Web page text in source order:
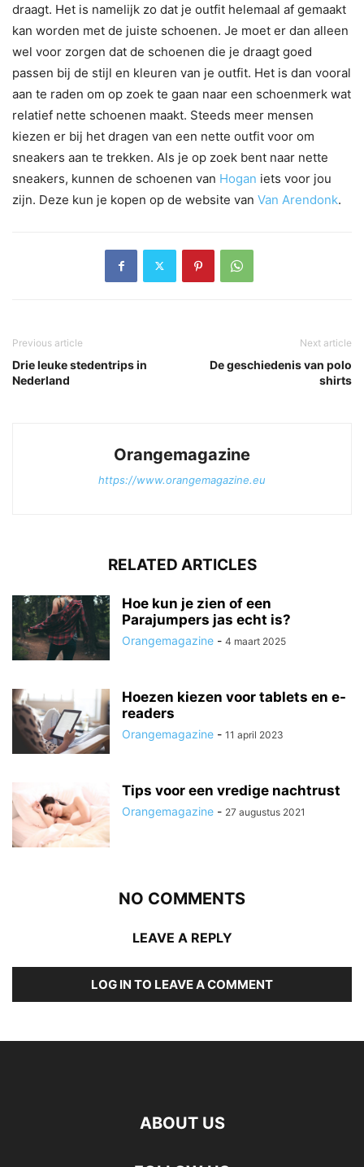
draagt. Het is namelijk zo dat je outfit helemaal af gemaakt
kan worden met de juiste schoenen. Je moet er dan alleen
wel voor zorgen dat de schoenen die je draagt goed
passen bij de stijl en kleuren van je outfit. Het is dan vooral
aan te raden om op zoek te gaan naar een schoenmerk wat
relatief nette schoenen maakt. Steeds meer mensen
kiezen er bij het dragen van een nette outfit voor om
sneakers aan te trekken. Als je op zoek bent naar nette
sneakers, kunnen de schoenen van Hogan iets voor jou
zijn. Deze kun je kopen op de website van Van Arendonk.
Previous article
Drie leuke stedentrips in
Nederland
Next article
De geschiedenis van polo
shirts
Orangemagazine
https://www.orangemagazine.eu
RELATED ARTICLES
Hoe kun je zien of een
Parajumpers jas echt is?
Orangemagazine - 4 maart 2025
Hoezen kiezen voor tablets en e-
readers
Orangemagazine - 11 april 2023
Tips voor een vredige nachtrust
Orangemagazine - 27 augustus 2021
NO COMMENTS
LEAVE A REPLY
LOG IN TO LEAVE A COMMENT
ABOUT US